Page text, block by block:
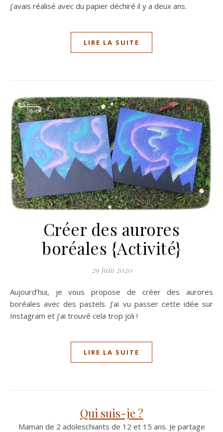
j’avais réalisé avec du papier déchiré il y a deux ans.
LIRE LA SUITE
Créer des aurores
boréales {Activité}
29 juin 2020
Aujourd’hui, je vous propose de créer des aurores
boréales avec des pastels. J’ai vu passer cette idée sur
Instagram et j’ai trouvé cela trop joli !
LIRE LA SUITE
Qui suis-je ?
Maman de 2 adoleschiants de 12 et 15 ans. Je partage